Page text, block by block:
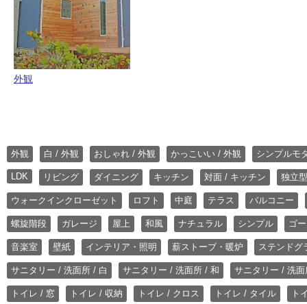
外観
外観 白 / 外観 おしゃれ / 外観 かっこいい / 外観 シンプルモ
LDK リビング ダイニング キッチン 対面 / キッチン 独立
ウォークインクローゼット ロフト 中庭 テラス バルコニー
螺旋階段 ガレージ 屋上 和風 ナチュラル シンプル ゴ
音楽室 壁紙 インテリア・照明 薪ストーブ・暖炉 ステンドグ
サニタリー / 洗面所 / 白 サニタリー / 洗面所 / 和 サニタリー / 洗
トイレ / 窓 トイレ / 収納 トイレ / クロス トイレ / タイル ト